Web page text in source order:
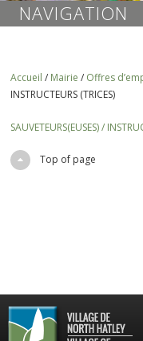
NAVIGATION
Accueil / Mairie / Offres
INSTRUCTEURS (TRICES)
SAUVETEURS(EUSES) /
Top of page